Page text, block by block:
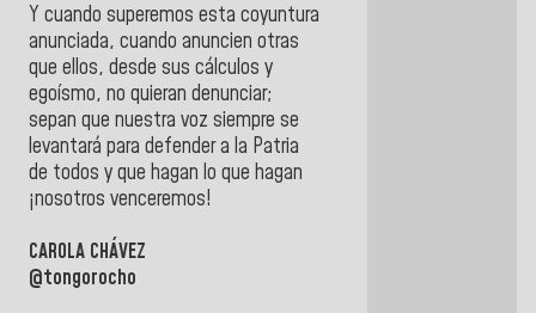
Y cuando superemos esta coyuntura
anunciada, cuando anuncien otras
que ellos, desde sus cálculos y
egoísmo, no quieran denunciar;
sepan que nuestra voz siempre se
levantará para defender a la Patria
de todos y que hagan lo que hagan
¡nosotros venceremos!
CAROLA CHÁVEZ
@tongorocho